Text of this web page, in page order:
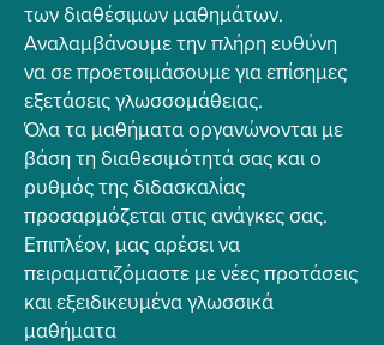
των διαθέσιμων μαθημάτων.
Αναλαμβάνουμε την πλήρη ευθύνη
να σε προετοιμάσουμε για επίσημες
εξετάσεις γλωσσομάθειας.
Όλα τα μαθήματα οργανώνονται με
βάση τη διαθεσιμότητά σας και ο
ρυθμός της διδασκαλίας
προσαρμόζεται στις ανάγκες σας.
Επιπλέον, μας αρέσει να
πειραματιζόμαστε με νέες προτάσεις
και εξειδικευμένα γλωσσικά
μαθήματα